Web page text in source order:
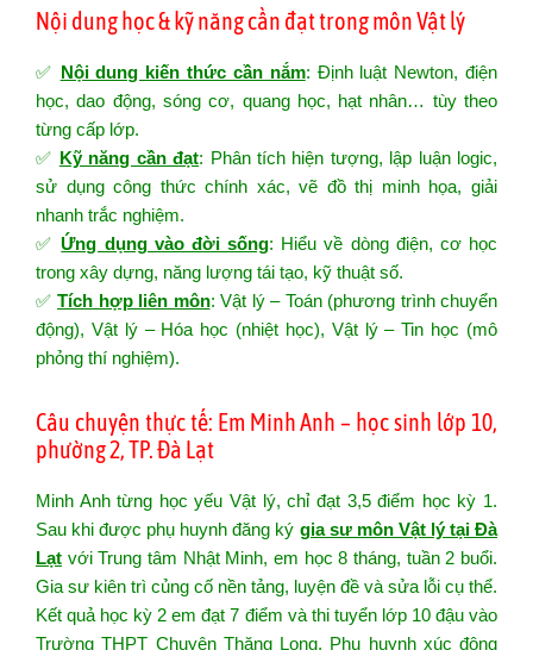
Nội dung học & kỹ năng cần đạt trong môn Vật lý
✅ Nội dung kiến thức cần nắm: Định luật Newton, điện
học, dao động, sóng cơ, quang học, hạt nhân… tùy theo
từng cấp lớp.
✅ Kỹ năng cần đạt: Phân tích hiện tượng, lập luận logic,
sử dụng công thức chính xác, vẽ đồ thị minh họa, giải
nhanh trắc nghiệm.
✅Ứng dụng vào đời sống: Hiểu về dòng điện, cơ học
trong xây dựng, năng lượng tái tạo, kỹ thuật số.
✅ Tích hợp liên môn: Vật lý – Toán (phương trình chuyển
động), Vật lý – Hóa học (nhiệt học), Vật lý – Tin học (mô
phỏng thí nghiệm).
Câu chuyện thực tế: Em Minh Anh – học sinh lớp 10,
phường 2, TP. Đà Lạt
Minh Anh từng học yếu Vật lý, chỉ đạt 3,5 điểm học kỳ 1.
Sau khi được phụ huynh đăng ký gia sư môn Vật lý tại Đà
Lạt với Trung tâm Nhật Minh, em học 8 tháng, tuần 2 buổi.
Gia sư kiên trì củng cố nền tảng, luyện đề và sửa lỗi cụ thể.
Kết quả học kỳ 2 em đạt 7 điểm và thi tuyển lớp 10 đậu vào
Trường THPT Chuyên Thăng Long. Phụ huynh xúc động